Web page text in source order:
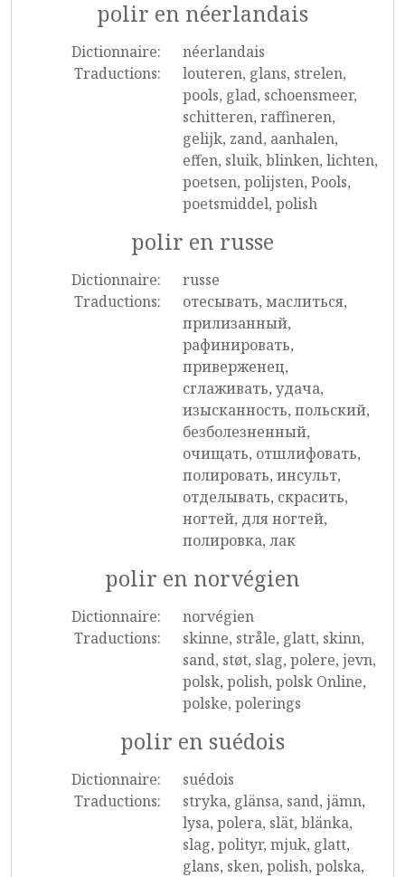
polir en néerlandais
Dictionnaire:
néerlandais
Traductions:
louteren, glans, strelen,
pools, glad, schoensmeer,
schitteren, raffineren,
gelijk, zand, aanhalen,
effen, sluik, blinken, lichten,
poetsen, polijsten, Pools,
poetsmiddel, polish
polir en russe
Dictionnaire:
russe
Traductions:
отесывать, маслиться,
прилизанный,
рафинировать,
приверженец,
сглаживать, удача,
изысканность, польский,
безболезненный,
очищать, отшлифовать,
полировать, инсульт,
отделывать, скрасить,
ногтей, для ногтей,
полировка, лак
polir en norvégien
Dictionnaire:
norvégien
Traductions:
skinne, stråle, glatt, skinn,
sand, støt, slag, polere, jevn,
polsk, polish, polsk Online,
polske, polerings
polir en suédois
Dictionnaire:
suédois
Traductions:
stryka, glänsa, sand, jämn,
lysa, polera, slät, blänka,
slag, polityr, mjuk, glatt,
glans, sken, polish, polska,